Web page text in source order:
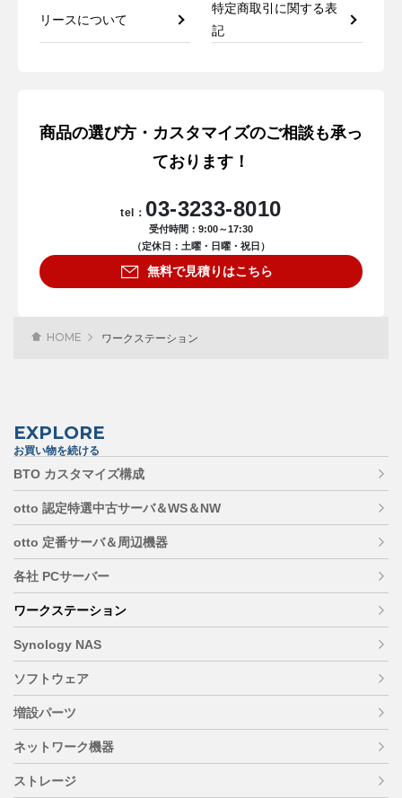
リースについて
特定商取引に関する表
記
商品の選び方・カスタマイズのご相談も承っ
ております！
tel： 03-3233-8010
受付時間：9:00～17:30
（定休日：土曜・日曜・祝日）
無料で見積りはこちら
HOME ワークステーション
EXPLORE
お買い物を続ける
BTO カスタマイズ構成
otto 認定特選中古サーバ＆WS＆NW
otto 定番サーバ＆周辺機器
各社 PCサーバー
ワークステーション
Synology NAS
ソフトウェア
増設パーツ
ネットワーク機器
ストレージ